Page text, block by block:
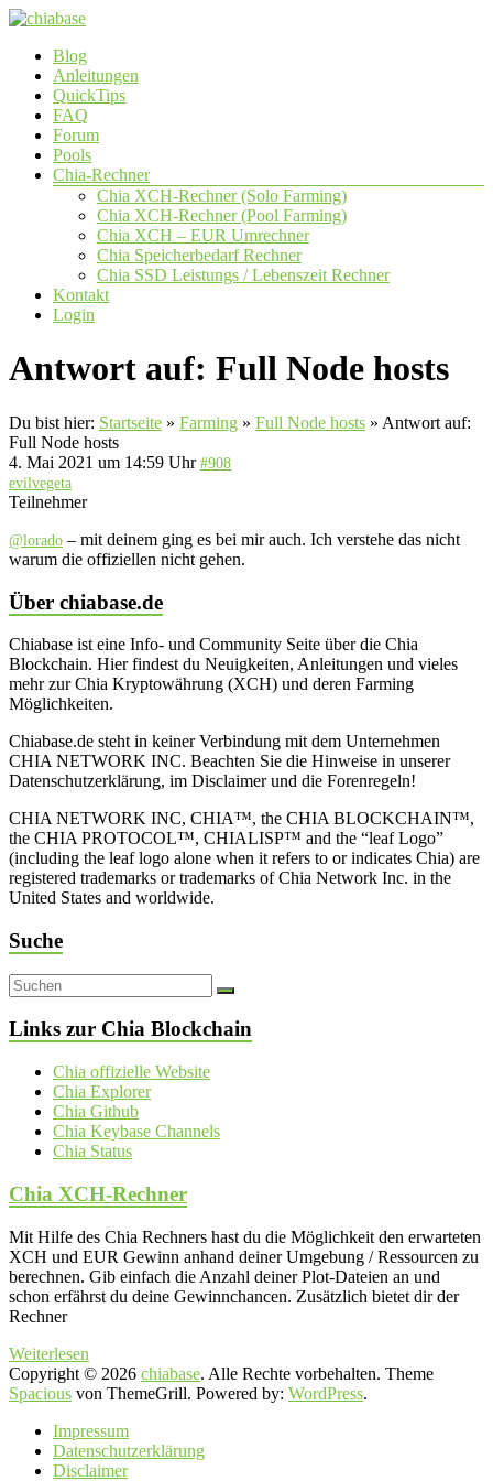
Zum
springen
chiabase
CHIA
Info-
Community
Seite
Menü
Blog
Anleitungen
QuickTips
FAQ
Forum
Pools
Chia-Rechner
Chia XCH-Rechner (Solo Farming)
Chia XCH-Rechner (Pool Farming)
Chia XCH – EUR Umrechner
Chia Speicherbedarf Rechner
Chia SSD Leistungs / Lebenszeit Rechner
Kontakt
Login
Antwort auf: Full Node hosts
Du bist hier: Startseite » Farming » Full Node hosts » Antwort auf:
Full Node hosts
4. Mai 2021 um 14:59 Uhr #908
evilvegeta
Teilnehmer
@lorado – mit deinem ging es bei mir auch. Ich verstehe das nicht
warum die offiziellen nicht gehen.
Über chiabase.de
Chiabase ist eine Info- und Community Seite über die Chia
Blockchain. Hier findest du Neuigkeiten, Anleitungen und vieles
mehr zur Chia Kryptowährung (XCH) und deren Farming
Möglichkeiten.
Chiabase.de steht in keiner Verbindung mit dem Unternehmen
CHIA NETWORK INC. Beachten Sie die Hinweise in unserer
Datenschutzerklärung, im Disclaimer und die Forenregeln!
CHIA NETWORK INC, CHIA™, the CHIA BLOCKCHAIN™,
the CHIA PROTOCOL™, CHIALISP™ and the “leaf Logo”
(including the leaf logo alone when it refers to or indicates Chia) are
registered trademarks or trademarks of Chia Network Inc. in the
United States and worldwide.
Suche
Links zur Chia Blockchain
Chia offizielle Website
Chia Explorer
Chia Github
Chia Keybase Channels
Chia Status
Chia XCH-Rechner
Mit Hilfe des Chia Rechners hast du die Möglichkeit den erwarteten
XCH und EUR Gewinn anhand deiner Umgebung / Ressourcen zu
berechnen. Gib einfach die Anzahl deiner Plot-Dateien an und
schon erfährst du deine Gewinnchancen. Zusätzlich bietet dir der
Rechner
Weiterlesen
Copyright © 2026 chiabase. Alle Rechte vorbehalten. Theme
Spacious von ThemeGrill. Powered by: WordPress.
Impressum
Datenschutzerklärung
Disclaimer